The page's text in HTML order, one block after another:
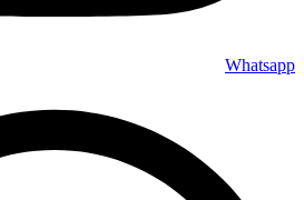
Whatsapp